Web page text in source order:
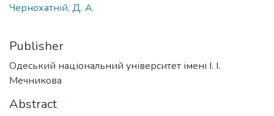
Чернохатній, Д. А.
Publisher
Одеський національний університет імені І. І.
Мечникова
Abstract